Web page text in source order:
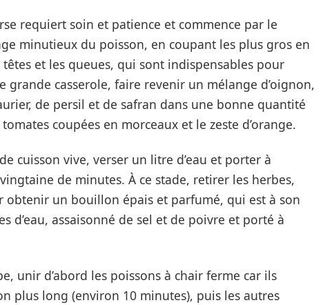
requiert soin et patience et commence par le
minutieux du poisson, en coupant les plus gros en
et les queues, qui sont indispensables pour
casserole, faire revenir un mélange d’oignon,
de persil et de safran dans une bonne quantité
coupées en morceaux et le zeste d’orange.
cuisson vive, verser un litre d’eau et porter à
de minutes. À ce stade, retirer les herbes,
obtenir un bouillon épais et parfumé, qui est à son
d’eau, assaisonné de sel et de poivre et porté à
unir d’abord les poissons à chair ferme car ils
plus long (environ 10 minutes), puis les autres